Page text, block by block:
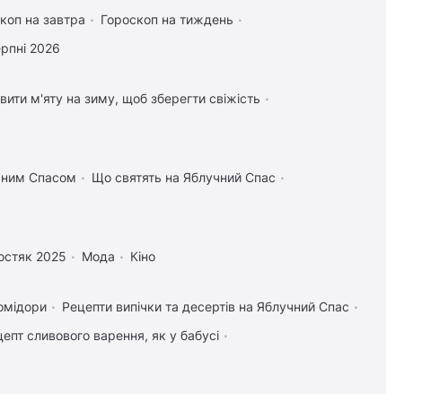
на завтра
Гороскоп на тиждень
2026
м'яту на зиму, щоб зберегти свіжість
Спасом
Що святять на Яблучний Спас
2025 Мода Кіно
Рецепти випічки та десертів на Яблучний Спас
сливового варення, як у бабусі